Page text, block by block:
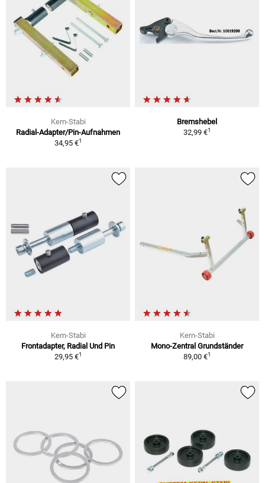
Kern-Stabi
Radial-Adapter/Pin-Aufnahmen
34,95 €1
Bremshebel
32,99 €1
Kern-Stabi
Frontadapter, Radial Und Pin
29,95 €1
Kern-Stabi
Mono-Zentral Grundständer
89,00 €1